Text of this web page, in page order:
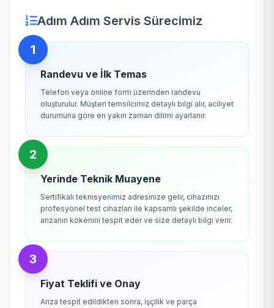
Adım Adım Servis Sürecimiz
1
Randevu ve İlk Temas
Telefon veya online form üzerinden randevu
oluşturulur. Müşteri temsilcimiz detaylı bilgi alır, aciliyet
durumuna göre en yakın zaman dilimi ayarlanır.
2
Yerinde Teknik Muayene
Sertifikalı teknisyenimiz adresinize gelir, cihazınızı
profesyonel test cihazları ile kapsamlı şekilde inceler,
arızanın kökenini tespit eder ve size detaylı bilgi verir.
3
Fiyat Teklifi ve Onay
Arıza tespit edildikten sonra, işçilik ve parça